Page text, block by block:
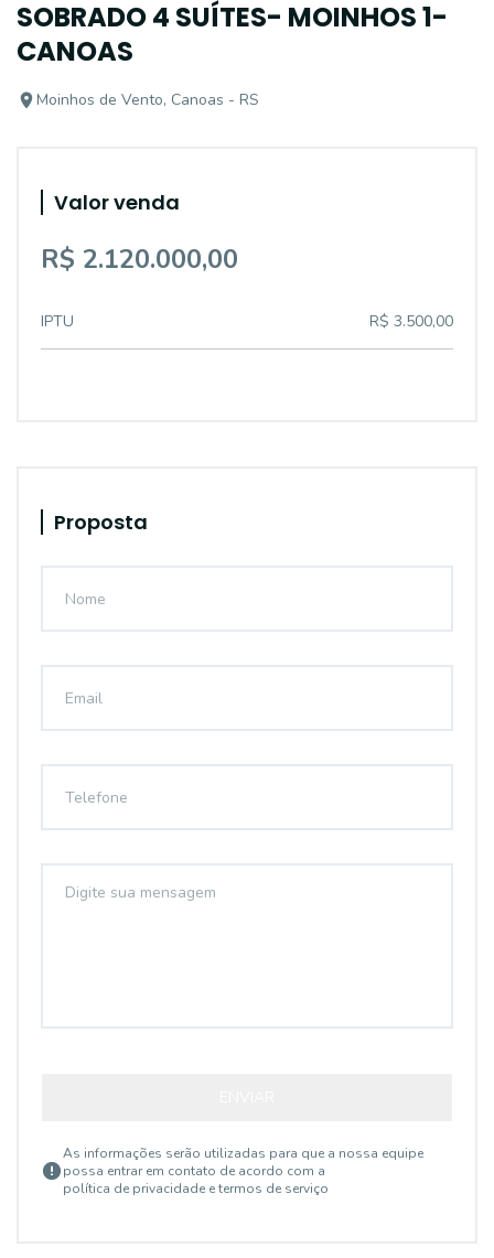
SOBRADO 4 SUÍTES- MOINHOS 1-
CANOAS
Moinhos de Vento, Canoas - RS
Valor venda
R$ 2.120.000,00
IPTU R$ 3.500,00
Proposta
As informações serão utilizadas para que a nossa equipe
possa entrar em contato de acordo com a
política de privacidade e termos de serviço